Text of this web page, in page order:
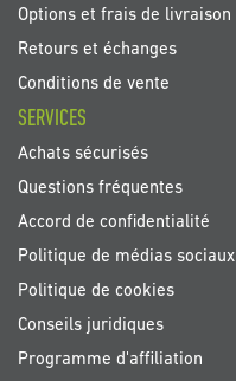
Options et frais de livraison
Retours et échanges
Conditions de vente
SERVICES
Achats sécurisés
Questions fréquentes
Accord de confidentialité
Politique de médias sociaux
Politique de cookies
Conseils juridiques
Programme d'affiliation